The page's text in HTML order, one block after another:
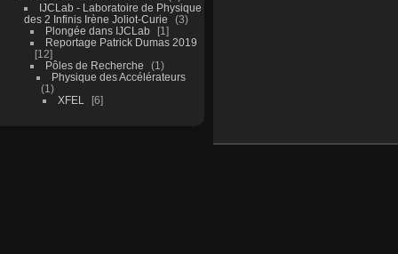
IJCLab - Laboratoire de Physique
des 2 Infinis Irène Joliot-Curie
3
Plongée dans IJCLab
1
Reportage Patrick Dumas 2019
12
Pôles de Recherche
1
Physique des Accélérateurs
1
XFEL
6